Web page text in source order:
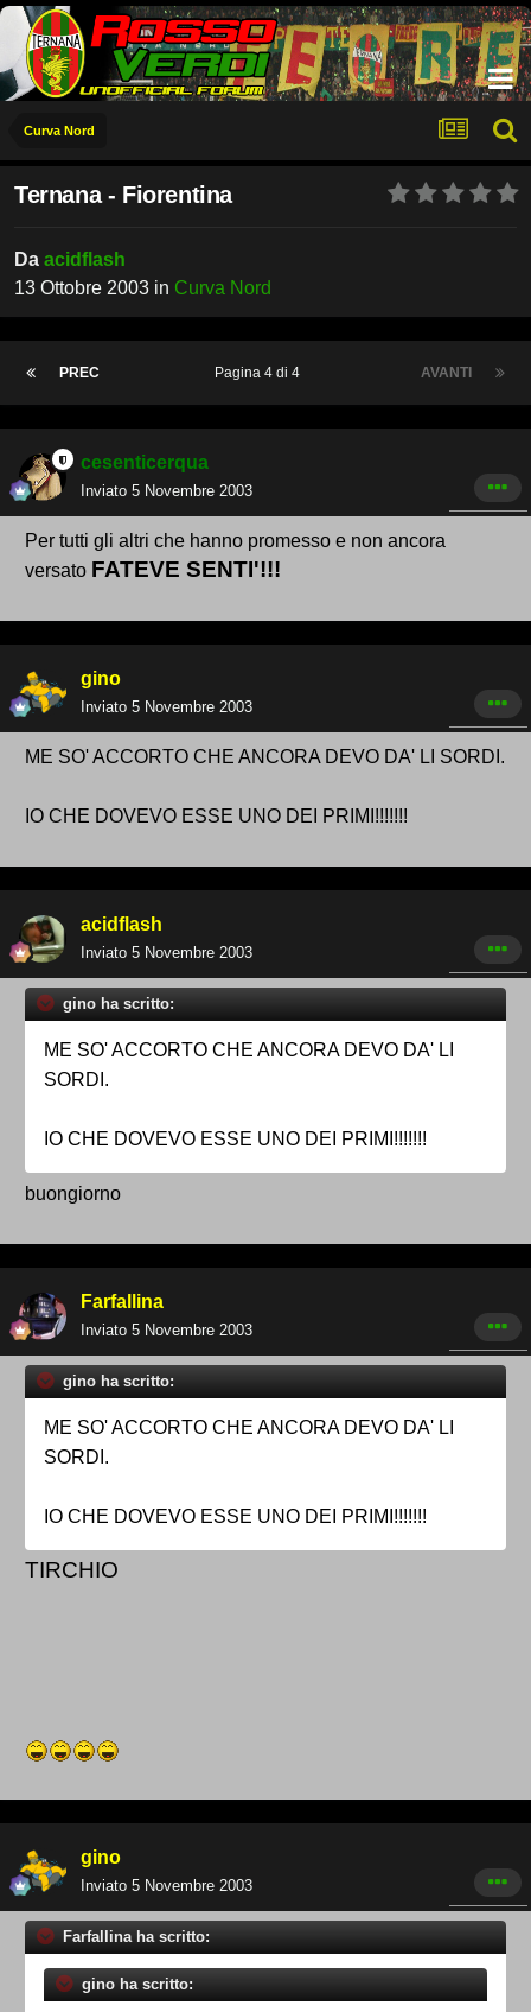
Curva Nord
Ternana - Fiorentina
Da acidflash
13 Ottobre 2003 in Curva Nord
PREC AVANTI
Pagina 4 di 4
cesenticerqua
Inviato 5 Novembre 2003
Per tutti gli altri che hanno promesso e non ancora
versato FATEVE SENTI'!!!
gino
Inviato 5 Novembre 2003
ME SO' ACCORTO CHE ANCORA DEVO DA' LI SORDI.
IO CHE DOVEVO ESSE UNO DEI PRIMI!!!!!!!
acidflash
Inviato 5 Novembre 2003
gino ha scritto:
ME SO' ACCORTO CHE ANCORA DEVO DA' LI
SORDI.
IO CHE DOVEVO ESSE UNO DEI PRIMI!!!!!!!
buongiorno
Farfallina
Inviato 5 Novembre 2003
gino ha scritto:
ME SO' ACCORTO CHE ANCORA DEVO DA' LI
SORDI.
IO CHE DOVEVO ESSE UNO DEI PRIMI!!!!!!!
TIRCHIO
gino
Inviato 5 Novembre 2003
Farfallina ha scritto:
gino ha scritto: